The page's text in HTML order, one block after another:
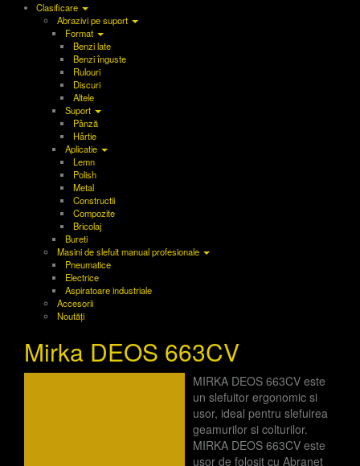
Clasificare
Abrazivi pe suport
Format
Benzi late
Benzi înguste
Rulouri
Discuri
Altele
Suport
Pânză
Hârtie
Aplicatie
Lemn
Polish
Metal
Constructii
Compozite
Bricolaj
Bureti
Masini de slefuit manual profesionale
Pneumatice
Electrice
Aspiratoare industriale
Accesorii
Noutăți
Mirka DEOS 663CV
MIRKA DEOS 663CV este
un slefuitor ergonomic si
usor, ideal pentru slefuirea
geamurilor si colturilor.
MIRKA DEOS 663CV este
usor de folosit cu Abranet